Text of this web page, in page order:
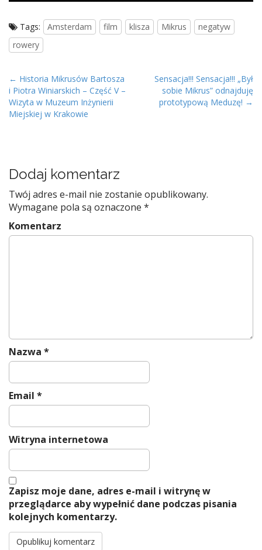
Tags: Amsterdam film klisza Mikrus
negatyw
rowery
P
o
s
v
g
t
← Historia Mikrusów Bartosza
i Piotra Winiarskich – Część V –
Wizyta w Muzeum Inżynierii
Miejskiej w Krakowie
Sensacja!!! Sensacja!!! „Był
sobie Mikrus” odnajduję
prototypową Meduzę! →
Dodaj komentarz
Twój adres e-mail nie zostanie opublikowany.
Wymagane pola są oznaczone *
Komentarz
Nazwa *
Email *
Witryna internetowa
Zapisz moje dane, adres e-mail i witrynę w
przeglądarce aby wypełnić dane podczas pisania
kolejnych komentarzy.